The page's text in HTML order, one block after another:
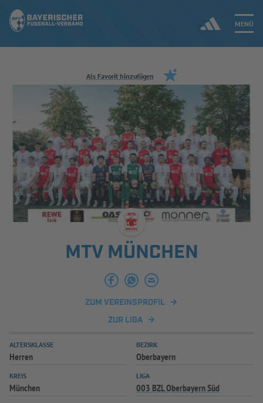
MENÜ
Jetzt einloggen
ERGEBNISSE & WETTBEWERBE
NEUIGKEITEN
SPIELBETRIEB & VERBANDSLEBEN
AUSBILDUNG & FÖRDERUNG
INFOTHEK SPIELPLUS
Als Favorit hinzufügen
MTV MÜNCHEN
ZUM VEREINSPROFIL
ZUR LIGA
ALTERSKLASSE
Herren
BEZIRK
Oberbayern
KREIS
München
LIGA
003 BZL Oberbayern Süd